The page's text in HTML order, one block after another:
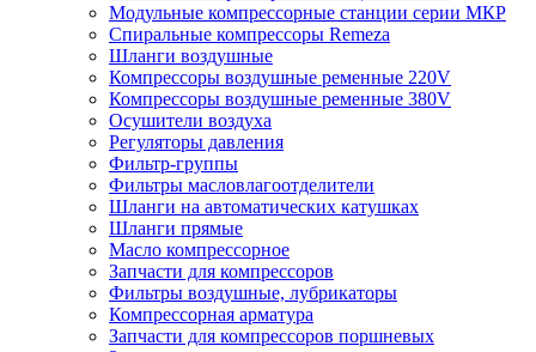
Модульные компрессорные станции серии МКР
Спиральные компрессоры Remeza
Шланги воздушные
Компрессоры воздушные ременные 220V
Компрессоры воздушные ременные 380V
Осушители воздуха
Регуляторы давления
Фильтр-группы
Фильтры масловлагоотделители
Шланги на автоматических катушках
Шланги прямые
Масло компрессорное
Запчасти для компрессоров
Фильтры воздушные, лубрикаторы
Компрессорная арматура
Запчасти для компрессоров поршневых